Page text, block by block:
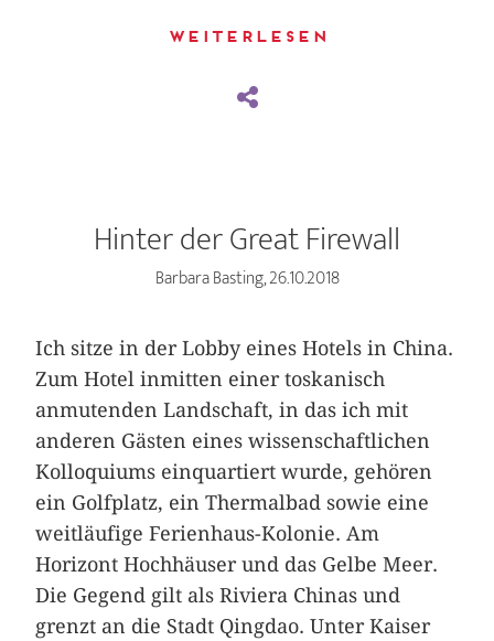
Weiterlesen
Hinter der Great Firewall
Barbara Basting, 26.10.2018
Ich sitze in der Lobby eines Hotels in China.
Zum Hotel inmitten einer toskanisch
anmutenden Landschaft, in das ich mit
anderen Gästen eines wissenschaftlichen
Kolloquiums einquartiert wurde, gehören
ein Golfplatz, ein Thermalbad sowie eine
weitläufige Ferienhaus-Kolonie. Am
Horizont Hochhäuser und das Gelbe Meer.
Die Gegend gilt als Riviera Chinas und
grenzt an die Stadt Qingdao. Unter Kaiser